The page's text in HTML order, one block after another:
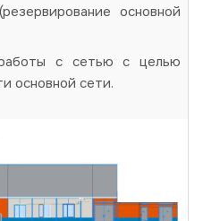
основной
с сетью с целью
основной сети.